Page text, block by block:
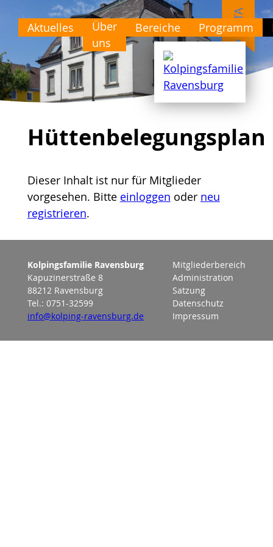
Aktuelles
Über
uns
Bereiche Programm
Hüttenbelegungsplan
Dieser Inhalt ist nur für Mitglieder
vorgesehen. Bitte einloggen oder neu
registrieren.
Kolpingsfamilie Ravensburg
Kapuzinerstraße 8
88212 Ravensburg
Tel.: 0751-32599
info@kolping-ravensburg.de
Mitgliederbereich
Administration
Satzung
Datenschutz
Impressum